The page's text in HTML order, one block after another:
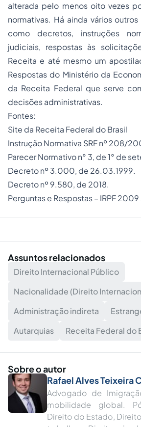
alterada pelo menos oito vezes
normativas. Há ainda vários
como decretos, instruções
judiciais, respostas às
Receita e até mesmo um
Respostas do Ministério da
da Receita Federal que serve
decisões administrativas.
Fontes:
Site da Receita Federal do Brasil
Instrução Normativa SRF nº 208/
Parecer Normativo n° 3, de 1° de
Decreto nº 3.000, de 26.03.1999.
Decreto nº 9.580, de 2018.
Perguntas e Respostas – IRPF 2009
Assuntos relacionados
Direito Internacional Público
Nacionalidade (Direito
Administração indireta
Autarquias
Receita Federal do
Sobre o autor
Rafael Alves Teixeira
Advogado de
mobilidade global.
Direito do Estado,